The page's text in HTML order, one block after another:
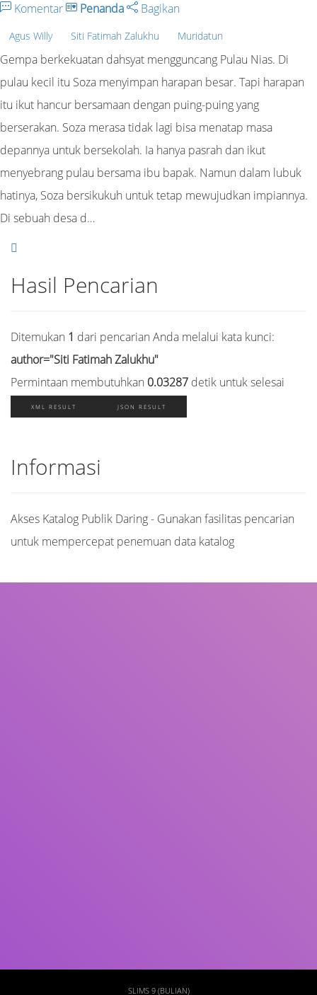
Komentar Penanda Bagikan
Agus Willy Siti Fatimah Zalukhu Muridatun
Gempa berkekuatan dahsyat mengguncang Pulau Nias. Di
pulau kecil itu Soza menyimpan harapan besar. Tapi harapan
itu ikut hancur bersamaan dengan puing-puing yang
berserakan. Soza merasa tidak lagi bisa menatap masa
depannya untuk bersekolah. Ia hanya pasrah dan ikut
menyebrang pulau bersama ibu bapak. Namun dalam lubuk
hatinya, Soza bersikukuh untuk tetap mewujudkan impiannya.
Di sebuah desa d…
Hasil Pencarian
Ditemukan 1 dari pencarian Anda melalui kata kunci:
author="Siti Fatimah Zalukhu"
Permintaan membutuhkan 0.03287 detik untuk selesai
XML RESULT JSON RESULT
Informasi
Akses Katalog Publik Daring - Gunakan fasilitas pencarian
untuk mempercepat penemuan data katalog
SLIMS 9 (BULIAN)